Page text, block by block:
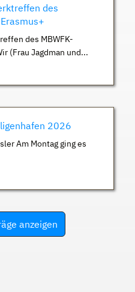
des
des MBWFK-
(Frau Jagdman und...
2026
Am Montag ging es
anzeigen